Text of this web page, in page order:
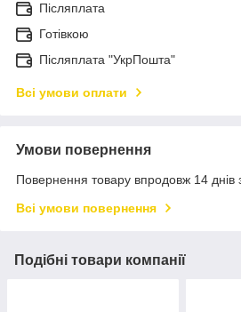
Післяплата
Готівкою
Післяплата "УкрПошта"
Всі умови оплати
Умови повернення
Повернення товару впродовж 14 днів
Всі умови повернення
Подібні товари компанії